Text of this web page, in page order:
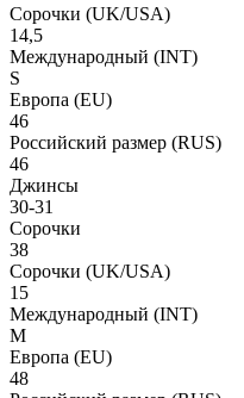
Сорочки (UK/USA)
14,5
Международный (INT)
S
Европа (EU)
46
Российский размер (RUS)
46
Джинсы
30-31
Сорочки
38
Сорочки (UK/USA)
15
Международный (INT)
M
Европа (EU)
48